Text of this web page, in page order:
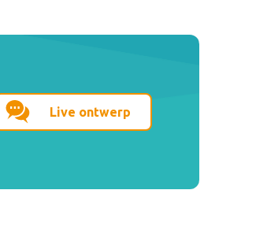
Live ontwerp